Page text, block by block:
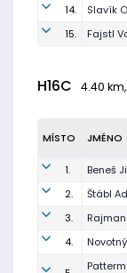
14.
Slavík
15.
Fajstl
H16C 4.40
MÍSTO JMÉNO
1. Beneš
2.
Štábl
3.
4.